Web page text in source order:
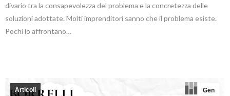
divario tra la consapevolezza del problema e la concretezza delle
soluzioni adottate. Molti imprenditori sanno che il problema esiste.
Pochi lo affrontano…
Gen
Articoli